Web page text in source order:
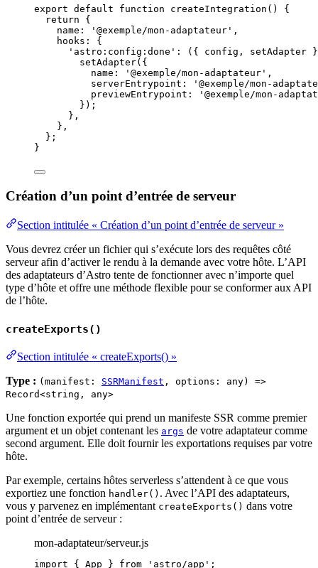
export default function createIntegration ()
{
return {
name:
' @exemple/mon-adaptateur ' ,
hooks: {
' astro:config:done ' : ( { config , setAdapter }
setAdapter({
name:
' @exemple/mon-adaptateur ' ,
serverEntrypoint:
' @exemple/mon-
previewEntrypoint:
' @exemple/mon-
});
} ,
} ,
};
}
Création d’un point d’entrée de serveur
Section intitulée « Création d’un point d’entrée de serveur »
Vous devrez créer un fichier qui s’exécute lors des requêtes côté
serveur afin d’activer le rendu à la demande avec votre hôte. L’API
des adaptateurs d’Astro tente de fonctionner avec n’importe quel
type d’hôte et offre une méthode flexible pour se conformer aux API
de l’hôte.
createExports()
Section intitulée « createExports() »
Type : (manifest: SSRManifest , options: any) =>
Record<string, any>
Une fonction exportée qui prend un manifeste SSR comme premier
argument et un objet contenant les args de votre adaptateur comme
second argument. Elle doit fournir les exportations requises par votre
hôte.
Par exemple, certains hôtes serverless s’attendent à ce que vous
exportiez une fonction handler() . Avec l’API des adaptateurs,
vous y parvenez en implémentant createExports() dans votre
point d’entrée de serveur :
mon-adaptateur/serveur.js
import { App } from ' astro/app ' ;